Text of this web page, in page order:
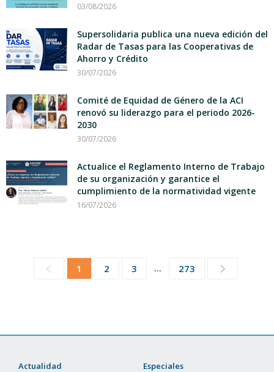
03/08/2026
Supersolidaria publica una nueva edición del
Radar de Tasas para las Cooperativas de
Ahorro y Crédito
30/07/2026
Comité de Equidad de Género de la ACI
renovó su liderazgo para el periodo 2026-
2030
30/07/2026
Actualice el Reglamento Interno de Trabajo
de su organización y garantice el
cumplimiento de la normatividad vigente
16/07/2026
1 2 3 ... 273
Actualidad Especiales